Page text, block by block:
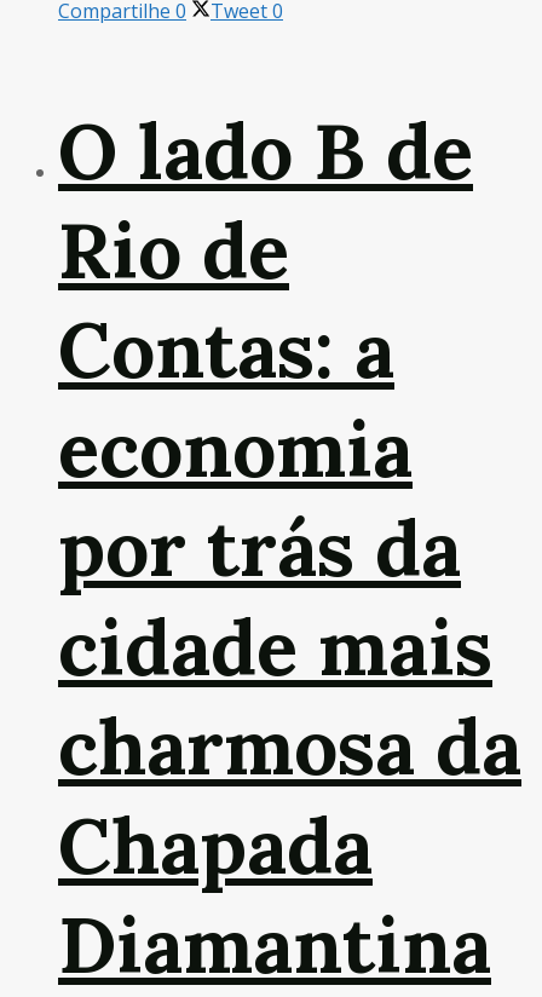
Compartilhe 0 Tweet0
O lado B de
Rio de
Contas: a
economia
por trás da
cidade mais
charmosa da
Chapada
Diamantina